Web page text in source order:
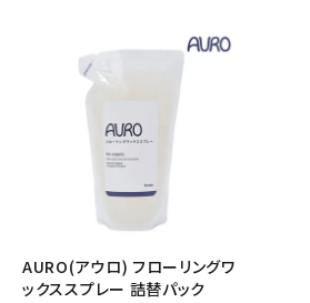
AURO(アウロ) フローリングワ
ックススプレー 詰替パック